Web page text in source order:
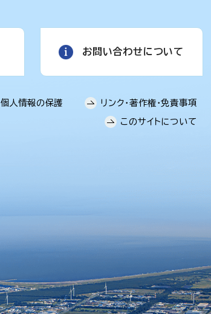
お問い合わせについて
個人情報の保護 リンク・著作権・免責事項
このサイトについて